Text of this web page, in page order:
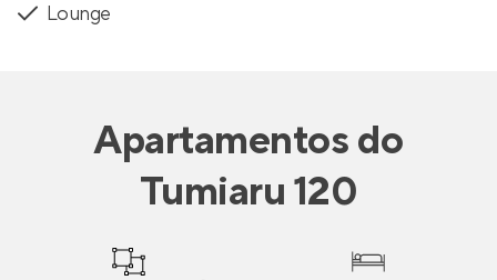
Lounge
Apartamentosdo
Tumiaru 120